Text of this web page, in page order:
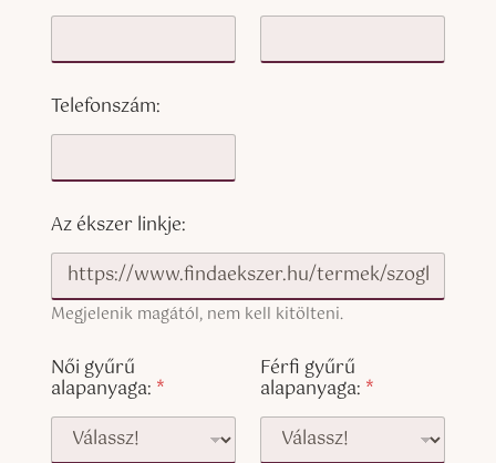
Telefonszám:
Az ékszer linkje:
Megjelenik magától, nem kell kitölteni.
Női gyűrű
alapanyaga: *
Férfi gyűrű
alapanyaga: *